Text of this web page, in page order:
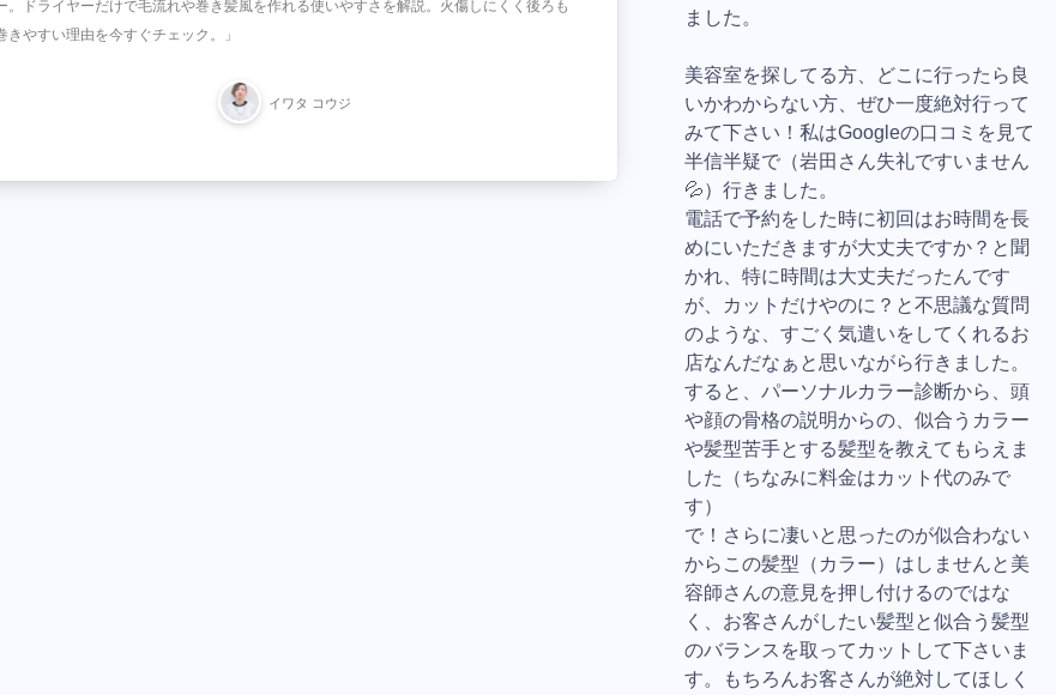
。ドライヤーだけで毛流れや巻き髪風を作れる使いやすさを解説。火傷しにくく後ろも
きやすい理由を今すぐチェック。」
イワタ コウジ
ました。
美容室を探してる方、どこに行ったら良
いかわからない方、ぜひ一度絶対行って
みて下さい！私はGoogleの口コミを見て
半信半疑で（岩田さん失礼ですいません
💦）行きました。
電話で予約をした時に初回はお時間を長
めにいただきますが大丈夫ですか？と聞
かれ、特に時間は大丈夫だったんです
が、カットだけやのに？と不思議な質問
のような、すごく気遣いをしてくれるお
店なんだなぁと思いながら行きました。
すると、パーソナルカラー診断から、頭
や顔の骨格の説明からの、似合うカラー
や髪型苦手とする髪型を教えてもらえま
した（ちなみに料金はカット代のみで
す）
で！さらに凄いと思ったのが似合わない
からこの髪型（カラー）はしませんと美
容師さんの意見を押し付けるのではな
く、お客さんがしたい髪型と似合う髪型
のバランスを取ってカットして下さいま
す。もちろんお客さんが絶対してほしく